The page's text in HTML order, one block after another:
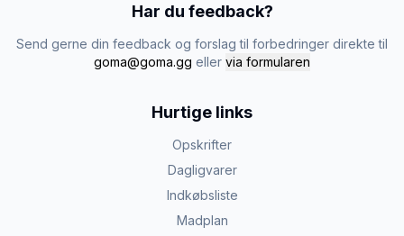
Har du feedback?
Send gerne din feedback og forslag til forbedringer direkte til
goma@goma.gg eller via formularen
Hurtige links
Opskrifter
Dagligvarer
Indkøbsliste
Madplan